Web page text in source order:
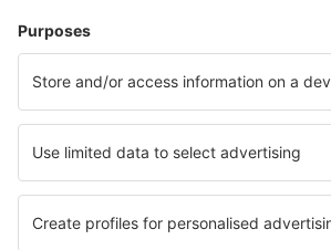
Hotels in Heringsdorf Hotels in Traben
Hotels in Stralsund
Die besten Hotels - Städte